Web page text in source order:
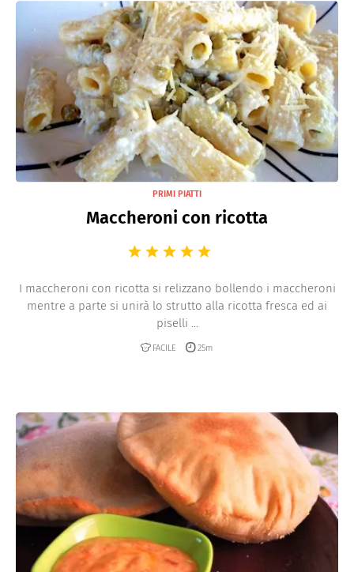
PRIMI PIATTI
Maccheroni con ricotta
I maccheroni con ricotta si relizzano bollendo i maccheroni
mentre a parte si unirà lo strutto alla ricotta fresca ed ai
piselli ...
FACILE 25m